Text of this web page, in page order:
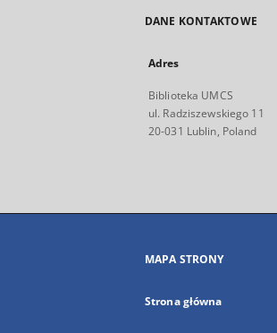
DANE KONTAKTOWE
Adres
Biblioteka UMCS
ul. Radziszewskiego 11
20-031 Lublin, Poland
MAPA STRONY
Strona główna